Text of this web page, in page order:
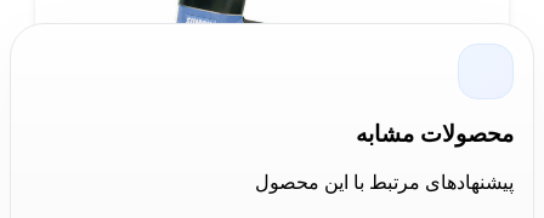
محصولات مشابه
پیشنهادهای مرتبط با این محصول